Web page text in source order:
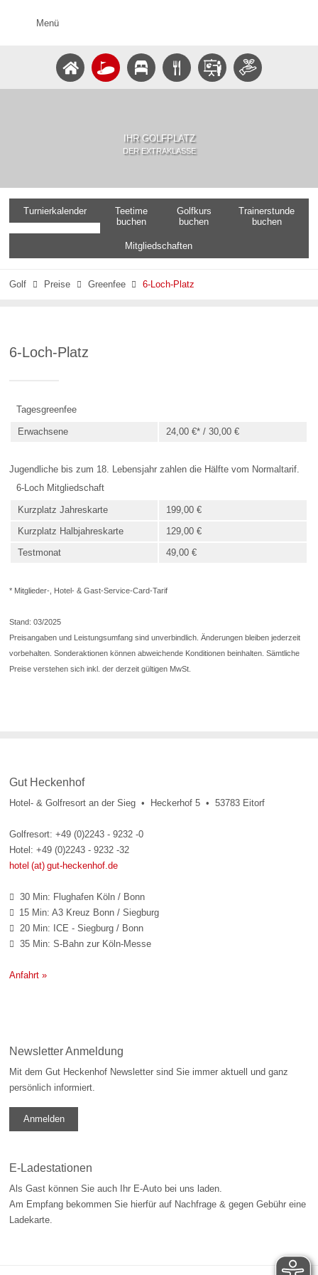
Menü
IHR GOLFPLATZ
DER EXTRAKLASSE
Turnierkalender
Teetime
buchen
Golfkurs
buchen
Trainerstunde
buchen
Mitgliedschaften
Golf  Preise  Greenfee  6-Loch-Platz
6-Loch-Platz
Tagesgreenfee
Erwachsene 24,00 €* / 30,00 €
Jugendliche bis zum 18. Lebensjahr zahlen die Hälfte vom Normaltarif.
6-Loch Mitgliedschaft
Kurzplatz Jahreskarte
199,00 €
Kurzplatz Halbjahreskarte
129,00 €
Testmonat
49,00 €
* Mitglieder-, Hotel- & Gast-Service-Card-Tarif
Stand: 03/2025
Preisangaben und Leistungsumfang sind unverbindlich. Änderungen bleiben jederzeit
vorbehalten. Sonderaktionen können abweichende Konditionen beinhalten. Sämtliche
Preise verstehen sich inkl. der derzeit gültigen MwSt.
Gut Heckenhof
Hotel- & Golfresort an der Sieg • Heckerhof 5 • 53783 Eitorf
Golfresort: +49 (0)2243 - 9232 -0
Hotel: +49 (0)2243 - 9232 -32
hotel (at) gut-heckenhof.de
 30 Min: Flughafen Köln / Bonn
 15 Min: A3 Kreuz Bonn / Siegburg
 20 Min: ICE - Siegburg / Bonn
 35 Min: S-Bahn zur Köln-Messe
Anfahrt »
Newsletter Anmeldung
Mit dem Gut Heckenhof Newsletter sind Sie immer aktuell und ganz
persönlich informiert.
Anmelden
E-Ladestationen
Als Gast können Sie auch Ihr E-Auto bei uns laden.
Am Empfang bekommen Sie hierfür auf Nachfrage & gegen Gebühr eine
Ladekarte.